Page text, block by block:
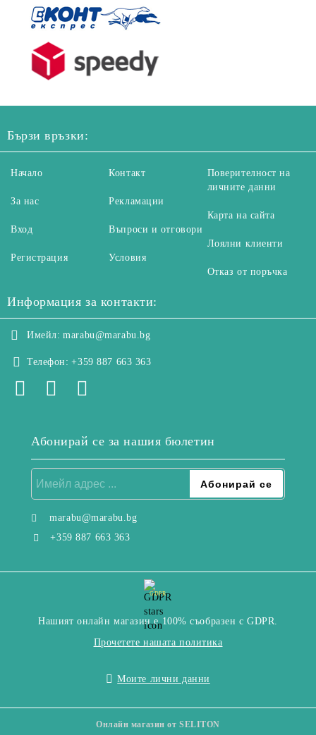
Бързи връзки:
Начало
За нас
Вход
Регистрация
Контакт
Рекламации
Въпроси и отговори
Условия
Поверителност на
личните данни
Карта на сайта
Лоялни клиенти
Отказ от поръчка
Информация за контакти:
Имейл: marabu@marabu.bg
Телефон: +359 887 663 363
Абонирай се за нашия бюлетин
marabu@marabu.bg
+359 887 663 363
GDPR
Нашият онлайн магазин е 100% съобразен с GDPR.
Прочетете нашата политика
Моите лични данни
Онлайн магазин от SELITON